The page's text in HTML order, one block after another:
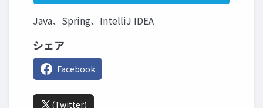
Java、Spring、IntelliJ IDEA
シェア
Facebook
(Twitter)